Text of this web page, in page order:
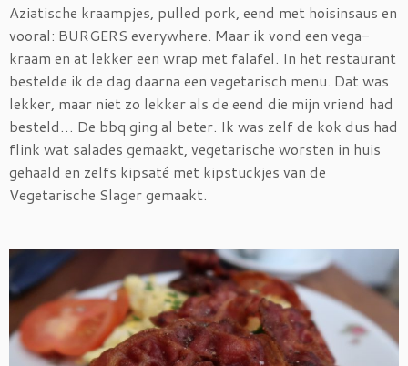
Aziatische kraampjes, pulled pork, eend met hoisinsaus en
vooral: BURGERS everywhere. Maar ik vond een vega-
kraam en at lekker een wrap met falafel. In het restaurant
bestelde ik de dag daarna een vegetarisch menu. Dat was
lekker, maar niet zo lekker als de eend die mijn vriend had
besteld… De bbq ging al beter. Ik was zelf de kok dus had
flink wat salades gemaakt, vegetarische worsten in huis
gehaald en zelfs kipsaté met kipstuckjes van de
Vegetarische Slager gemaakt.